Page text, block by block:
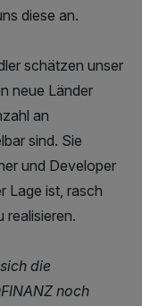
diese an.
schätzen unser
neue Länder
an
sind. Sie
und Developer
Lage ist, rasch
realisieren.
die
noch